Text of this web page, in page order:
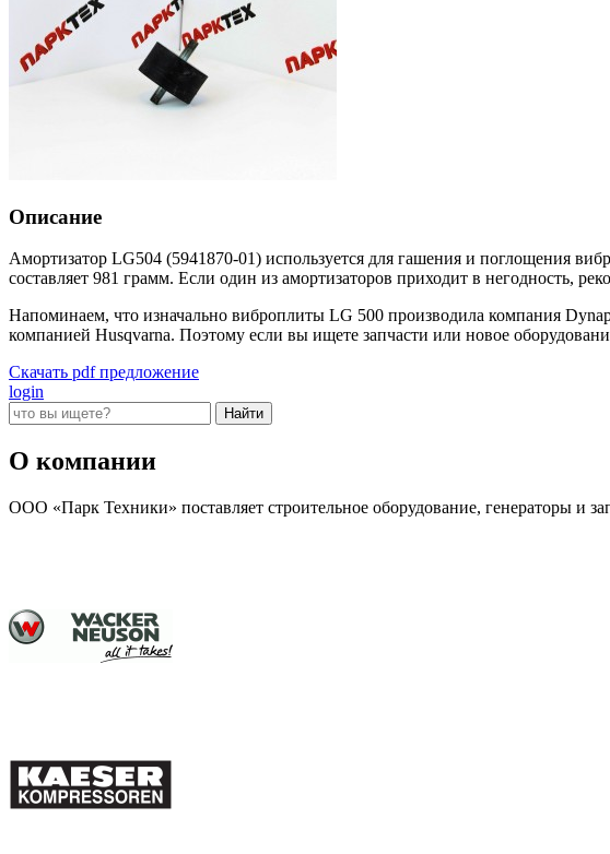
Описание
Амортизатор LG504 (5941870-01) используется для гашения и поглощения
составляет 981 грамм. Если один из амортизаторов приходит в негодность,
Напоминаем, что изначально виброплиты LG 500 производила компания
компанией Husqvarna. Поэтому если вы ищете запчасти или новое
Скачать pdf предложение
login
О компании
ООО «Парк Техники» поставляет строительное оборудование, генераторы и